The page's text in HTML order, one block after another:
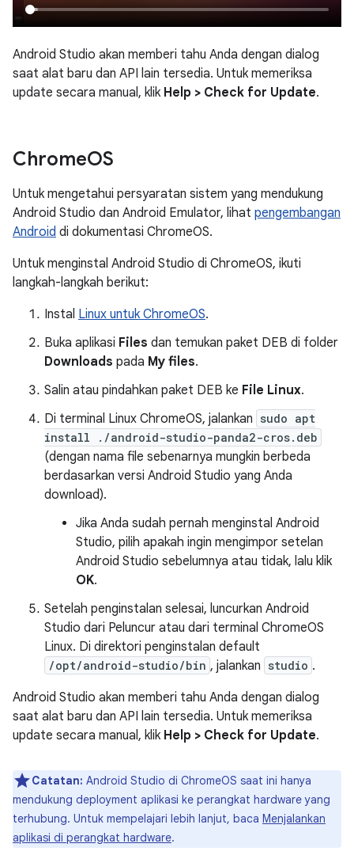
Android Studio akan memberi tahu Anda dengan dialog
saat alat baru dan API lain tersedia. Untuk memeriksa
update secara manual, klik Help > Check for Update.
ChromeOS
Untuk mengetahui persyaratan sistem yang mendukung
Android Studio dan Android Emulator, lihat pengembangan
Android di dokumentasi ChromeOS.
Untuk menginstal Android Studio di ChromeOS, ikuti
langkah-langkah berikut:
Instal Linux untuk ChromeOS.
Buka aplikasi Files dan temukan paket DEB di folder
Downloads pada My files.
Salin atau pindahkan paket DEB ke File Linux.
Di terminal Linux ChromeOS, jalankan sudo apt
install ./android-studio-panda2-cros.deb
(dengan nama file sebenarnya mungkin berbeda
berdasarkan versi Android Studio yang Anda
download).
Jika Anda sudah pernah menginstal Android
Studio, pilih apakah ingin mengimpor setelan
Android Studio sebelumnya atau tidak, lalu klik
OK.
Setelah penginstalan selesai, luncurkan Android
Studio dari Peluncur atau dari terminal ChromeOS
Linux. Di direktori penginstalan default
/opt/android-studio/bin , jalankan studio .
Android Studio akan memberi tahu Anda dengan dialog
saat alat baru dan API lain tersedia. Untuk memeriksa
update secara manual, klik Help > Check for Update.
Catatan: Android Studio di ChromeOS saat ini hanya
mendukung deployment aplikasi ke perangkat hardware yang
terhubung. Untuk mempelajari lebih lanjut, baca Menjalankan
aplikasi di perangkat hardware.